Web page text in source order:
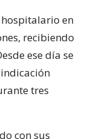
en
recibiendo
ese día se
tres
con sus